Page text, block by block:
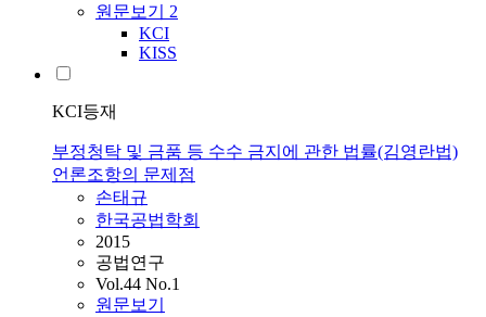
원문보기 2
KCI
KISS
KCI등재
부정청탁 및 금품 등 수수 금지에 관한 법률(김영란법)
언론조항의 문제점
손태규
한국공법학회
2015
공법연구
Vol.44 No.1
원문보기